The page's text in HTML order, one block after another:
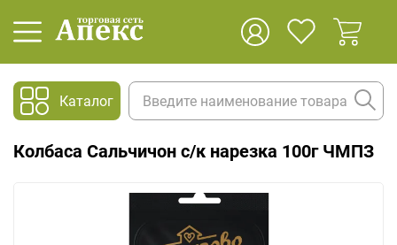
Каталог
Колбаса Сальчичон с/к нарезка 100г ЧМПЗ